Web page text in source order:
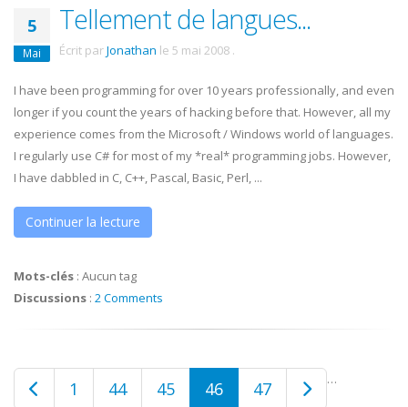
5
Mai
Tellement de langues...
Écrit parJonathan le 5 mai 2008 .
I have been programming for over 10 years professionally, and even
longer if you count the years of hacking before that. However, all my
experience comes from the Microsoft / Windows world of languages.
I regularly use C# for most of my *real* programming jobs. However,
I have dabbled in C, C++, Pascal, Basic, Perl, ...
Continuer la lecture
Mots-clés : Aucun tag
Discussions : 2 Comments
1 …
44 45 46 47